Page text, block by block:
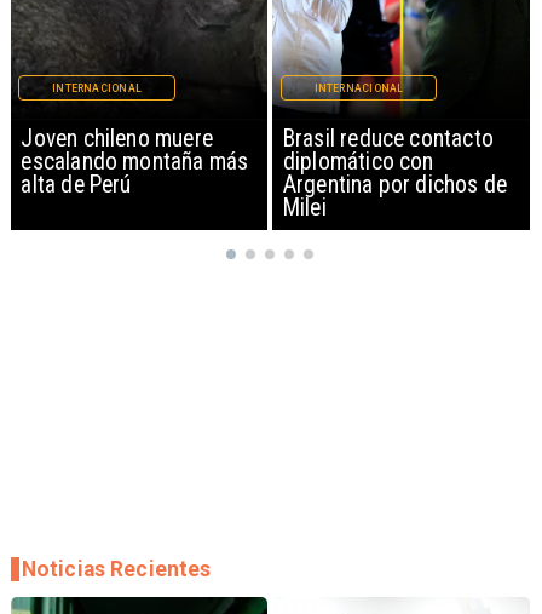
Brasil reduce contacto
diplomático con
Argentina por dichos de
INTERNACIONAL
China restringe
exportación de drones a
EEUU y sanciona
empresas
INTERNACIONAL
Noticias Recientes